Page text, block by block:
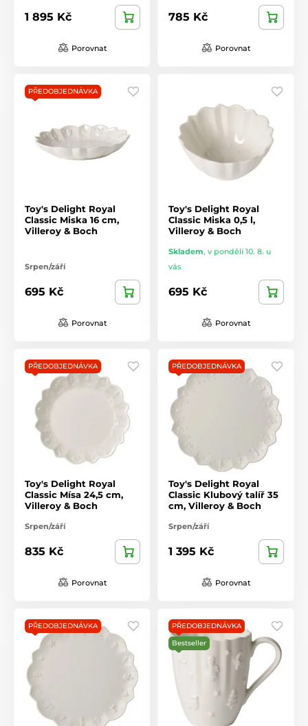
1 895 Kč
Porovnat
785 Kč
Porovnat
PŘEDOBJEDNÁVKA
Toy's Delight Royal
Classic Miska 16 cm,
Villeroy & Boch
Srpen/září
695 Kč
Porovnat
Toy's Delight Royal
Classic Miska 0,5 l,
Villeroy & Boch
Skladem, v pondělí 10. 8. u
vás
695 Kč
Porovnat
PŘEDOBJEDNÁVKA
Toy's Delight Royal
Classic Mísa 24,5 cm,
Villeroy & Boch
Srpen/září
835 Kč
Porovnat
PŘEDOBJEDNÁVKA
Toy's Delight Royal
Classic Klubový talíř 35
cm, Villeroy & Boch
Srpen/září
1 395 Kč
Porovnat
PŘEDOBJEDNÁVKA
PŘEDOBJEDNÁVKA
Bestseller